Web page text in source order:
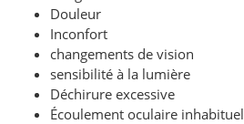
Douleur
Inconfort
changements de vision
sensibilité à la lumière
Déchirure excessive
Écoulement oculaire inhabituel